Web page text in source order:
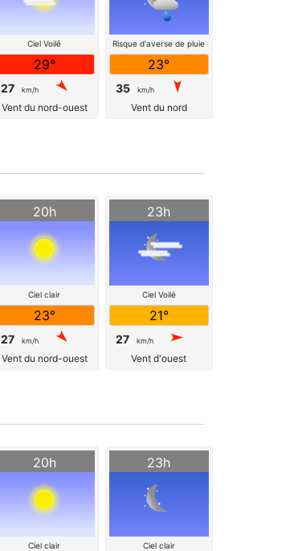
Ciel Voilé
29°
27 km/h
Vent du nord-ouest
Risque d'averse de pluie
23°
35 km/h
Vent du nord
20h
Ciel clair
23°
27 km/h
Vent du nord-ouest
23h
Ciel Voilé
21°
27 km/h
Vent d'ouest
20h
Ciel clair
23h
Ciel clair